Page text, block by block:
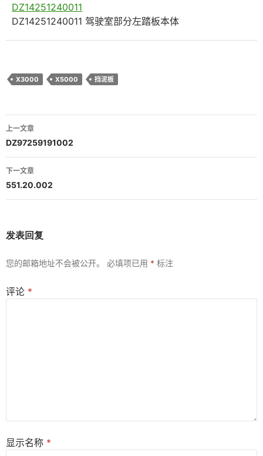
DZ14251240011
DZ14251240011 驾驶室部分左踏板本体
X3000 X5000 挡泥板
文
章
导
航
上一文章
DZ97259191002
下一文章
551.20.002
发表回复
您的邮箱地址不会被公开。 必填项已用 * 标注
评论 *
显示名称 *